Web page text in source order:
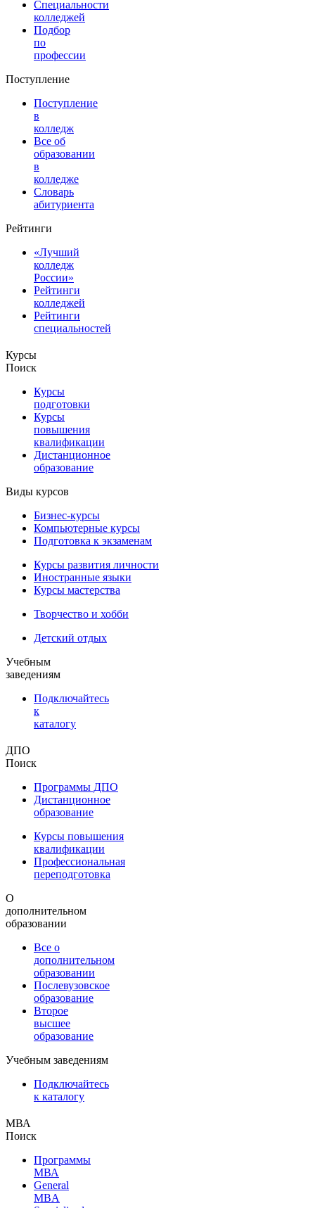
Специальности
колледжей
Подбор
по
профессии
Поступление
Поступление
в
колледж
Все об
образовании
в
колледже
Словарь
абитуриента
Рейтинги
«Лучший
колледж
России»
Рейтинги
колледжей
Рейтинги
специальностей
Курсы
Поиск
Курсы
подготовки
Курсы
повышения
квалификации
Дистанционное
образование
Виды курсов
Бизнес-курсы
Компьютерные курсы
Подготовка к экзаменам
Курсы развития личности
Иностранные языки
Курсы мастерства
Творчество и хобби
Детский отдых
Учебным
заведениям
Подключайтесь
к
каталогу
ДПО
Поиск
Программы ДПО
Дистанционное
образование
Курсы повышения
квалификации
Профессиональная
переподготовка
О
дополнительном
образовании
Все о
дополнительном
образовании
Послевузовское
образование
Второе
высшее
образование
Учебным заведениям
Подключайтесь
к каталогу
МВА
Поиск
Программы
МВА
General
MBA